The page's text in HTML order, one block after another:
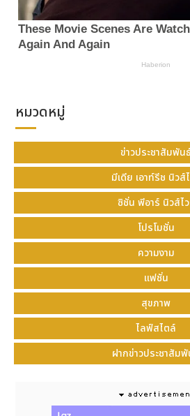
หมวดหมู่
ข่าวประชาสัมพัน
มีเดีย เอาท์รีช นิวส์
ซิชั่น พีอาร์ นิวส์ไ
โปรโมชั่น
ความงาม
แฟชั่น
สุขภาพ
ไลฟ์สไตล์
ฝากข่าวประชาสัม